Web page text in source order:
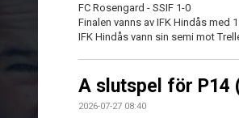
FC Rosengard - SSIF 1-0
Finalen vanns av IFK Hindås med
IFK Hindås vann sin semi mot
A slutspel för P14
2026-07-27 08:40